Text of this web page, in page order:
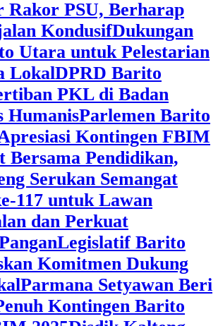
Rakor PSU, Berharap
KondusifDukungan
Utara untuk Pelestarian
LokalDPRD Barito
PKL di Badan
HumanisParlemen Barito
Kontingen FBIM
Bersama Pendidikan,
Serukan Semangat
117 untuk Lawan
dan Perkuat
Legislatif Barito
Komitmen Dukung
Parmana Setyawan Beri
Kontingen Barito